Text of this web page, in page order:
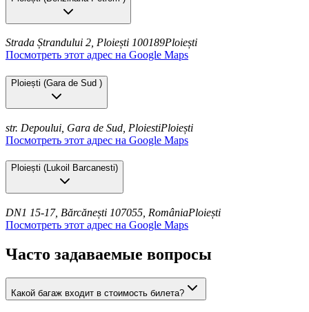
Strada Ștrandului 2, Ploiești 100189Ploiești
Посмотреть этот адрес на Google Maps
Ploiești (Gara de Sud )
str. Depoului, Gara de Sud, PloiestiPloiești
Посмотреть этот адрес на Google Maps
Ploiești (Lukoil Barcanesti)
DN1 15-17, Bărcănești 107055, RomâniaPloiești
Посмотреть этот адрес на Google Maps
Часто задаваемые вопросы
Какой багаж входит в стоимость билета?